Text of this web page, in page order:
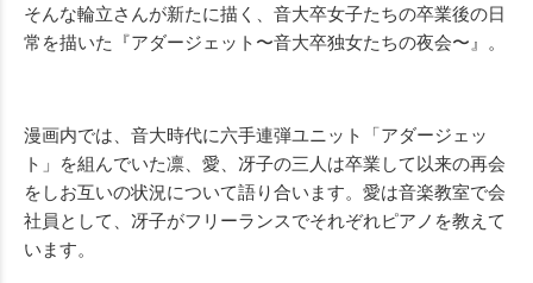
そんな輪立さんが新たに描く、音大卒女子たちの卒業後の日
常を描いた『アダージェット〜音大卒独女たちの夜会〜』。
漫画内では、音大時代に六手連弾ユニット「アダージェッ
ト」を組んでいた凛、愛、冴子の三人は卒業して以来の再会
をしお互いの状況について語り合います。愛は音楽教室で会
社員として、冴子がフリーランスでそれぞれピアノを教えて
います。